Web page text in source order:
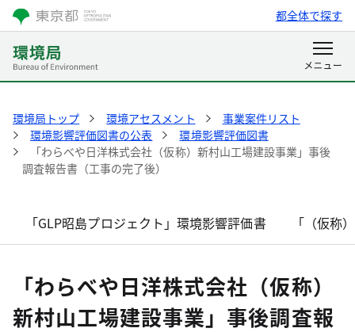
都全体で探す
環境局トップ 環境アセスメント
事業案件リスト
環境影響評価図書の公表
環境影響評価図書
「わらべや日洋株式会社（仮称）新村山工場建設事業」事後
調査報告書（工事の完了後）
「GLP昭島プロジェクト」環境影響評価書 「（仮称
「わらべや日洋株式会社（仮称）
新村山工場建設事業」事後調査報